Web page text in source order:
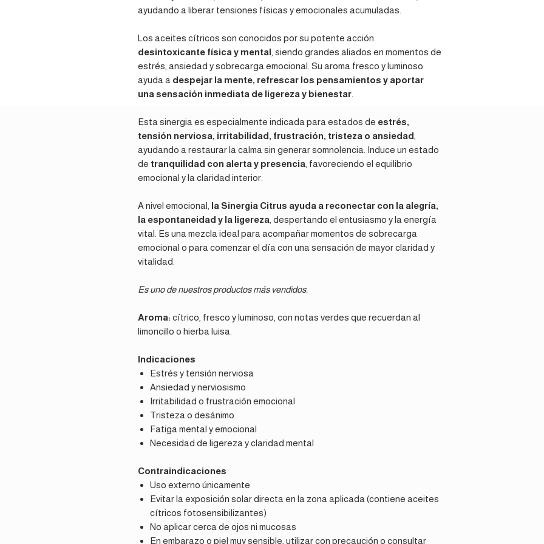
ayudando a liberar tensiones físicas y emocionales acumuladas.
Los aceites cítricos son conocidos por su potente acción
desintoxicante física y mental , siendo grandes aliados en momentos de
estrés, ansiedad y sobrecarga emocional. Su aroma fresco y luminoso
ayuda a despejar la mente, refrescar los pensamientos y aportar
una sensación inmediata de ligereza y bienestar
Esta sinergia es especialmente indicada para estados de estrés,
tensión nerviosa, irritabilidad, frustración, tristeza o ansiedad
ayudando a restaurar la calma sin generar somnolencia. Induce un estado
de tranquilidad con alerta y presencia , favoreciendo el equilibrio
emocional y la claridad interior.
A nivel emocional, la Sinergia Citrus ayuda a reconectar con la alegría,
la espontaneidad y la ligereza , despertando el entusiasmo y la energía
vital. Es una mezcla ideal para acompañar momentos de sobrecarga
emocional o para comenzar el día con una sensación de mayor claridad y
vitalidad.
Es uno de nuestros productos más vendidos.
Aroma: cítrico, fresco y luminoso, con notas verdes que recuerdan al
limoncillo o hierba luisa.
Indicaciones
Estrés y tensión nerviosa
Ansiedad y nerviosismo
Irritabilidad o frustración emocional
Tristeza o desánimo
Fatiga mental y emocional
Necesidad de ligereza y claridad mental
Contraindicaciones
Uso externo únicamente
Evitar la exposición solar directa en la zona aplicada (contiene aceites
cítricos fotosensibilizantes)
No aplicar cerca de ojos ni mucosas
En embarazo o piel muy sensible, utilizar con precaución o consultar